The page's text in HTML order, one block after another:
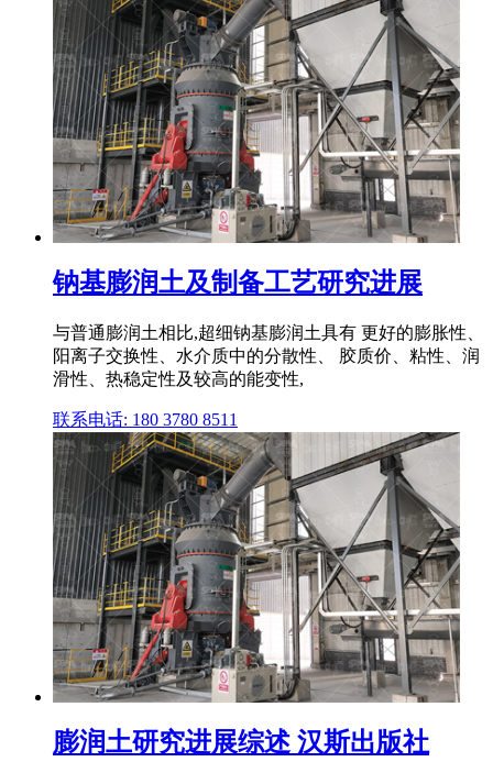
钠基膨润土及制备工艺研究进展
与普通膨润土相比,超细钠基膨润土具有 更好的膨胀性、
阳离子交换性、水介质中的分散性、 胶质价、粘性、润
滑性、热稳定性及较高的能变性,
联系电话: 180 3780 8511
膨润土研究进展综述 汉斯出版社